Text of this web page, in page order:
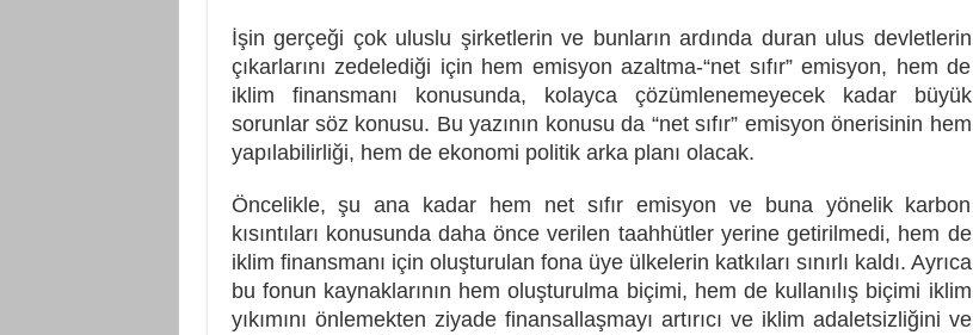
İşin gerçeği çok uluslu şirketlerin ve bunların ardında duran ulus devletlerin
çıkarlarını zedelediği için hem emisyon azaltma-“net sıfır” emisyon, hem de
iklim finansmanı konusunda, kolayca çözümlenemeyecek kadar büyük
sorunlar söz konusu. Bu yazının konusu da “net sıfır” emisyon önerisinin hem
yapılabilirliği, hem de ekonomi politik arka planı olacak.
Öncelikle, şu ana kadar hem net sıfır emisyon ve buna yönelik karbon
kısıntıları konusunda daha önce verilen taahhütler yerine getirilmedi, hem de
iklim finansmanı için oluşturulan fona üye ülkelerin katkıları sınırlı kaldı. Ayrıca
bu fonun kaynaklarının hem oluşturulma biçimi, hem de kullanılış biçimi iklim
yıkımını önlemekten ziyade finansallaşmayı artırıcı ve iklim adaletsizliğini ve